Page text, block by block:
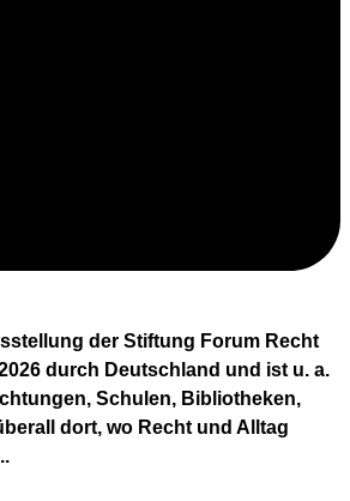
der Stiftung Forum Recht
durch Deutschland und ist u. a.
Schulen, Bibliotheken,
dort, wo Recht und Alltag